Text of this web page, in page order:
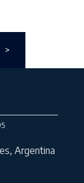
>
Argentina